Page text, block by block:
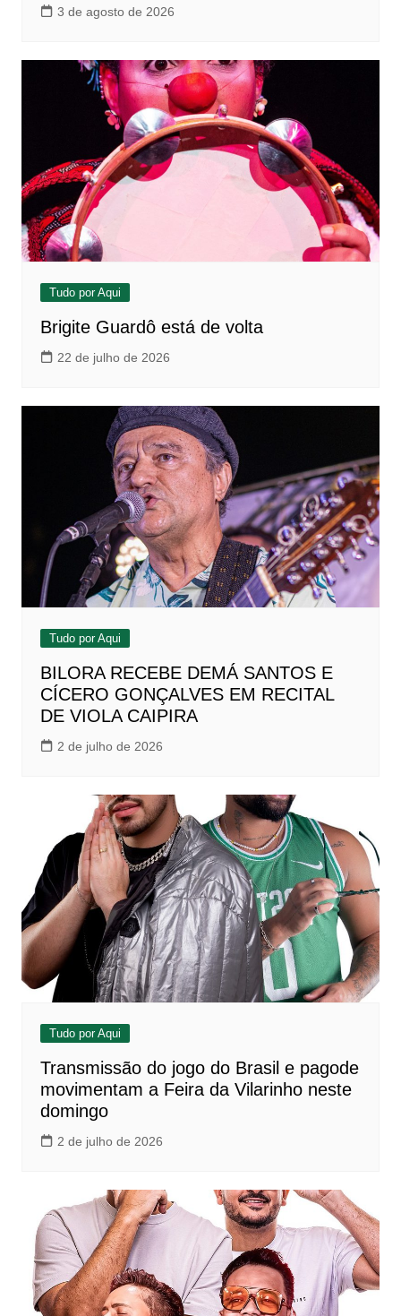
3 de agosto de 2026
Tudo por Aqui
Brigite Guardô está de volta
22 de julho de 2026
Tudo por Aqui
BILORA RECEBE DEMÁ SANTOS E
CÍCERO GONÇALVES EM RECITAL
DE VIOLA CAIPIRA
2 de julho de 2026
Tudo por Aqui
Transmissão do jogo do Brasil e pagode
movimentam a Feira da Vilarinho neste
domingo
2 de julho de 2026